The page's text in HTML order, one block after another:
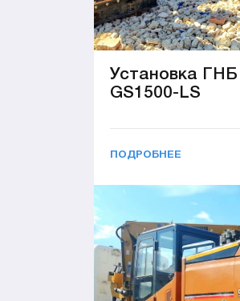
Установка ГНБ
GS1500-LS
ПОДРОБНЕЕ